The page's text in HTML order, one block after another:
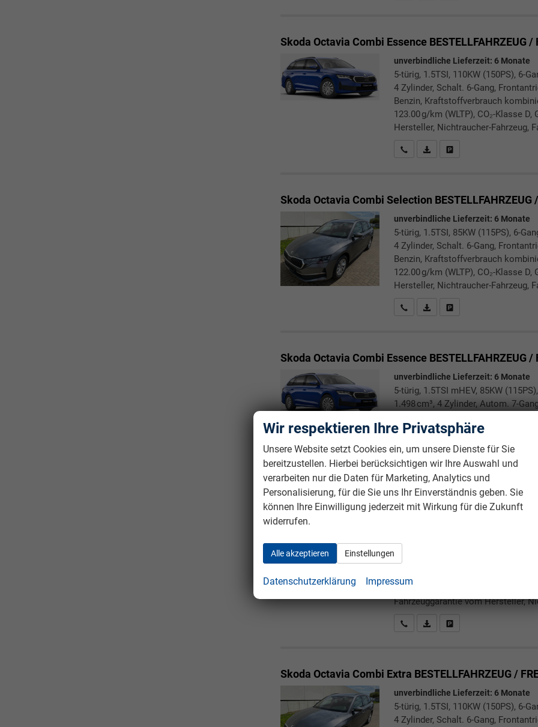
Skoda Octavia Combi Essence BESTELLFAHRZEUG /
unverbindliche Lieferzeit: 6 Monate
5-türig, 1.5TSI, 110KW (150PS), 6-
4 Zylinder, Schalt. 6-Gang,
Benzin, Kraftstoffverbrauch
123.00 g/km (WLTP), CO₂-Klasse
Hersteller, Nichtraucher-Fahrzeug,
Rückrufbitte absenden
PDF-Datei, Fahrzeugexposé
Drucken, parken oder
Skoda Octavia Combi Selection BESTELLFAHRZEUG
unverbindliche Lieferzeit: 6 Monate
5-türig, 1.5TSI, 85KW (115PS), 6-
4 Zylinder, Schalt. 6-Gang,
Benzin, Kraftstoffverbrauch
122.00 g/km (WLTP), CO₂-Klasse
Hersteller, Nichtraucher-Fahrzeug,
Rückrufbitte absenden
PDF-Datei, Fahrzeugexposé
Drucken, parken oder
Skoda Octavia Combi Essence BESTELLFAHRZEUG /
unverbindliche Lieferzeit: 6 Monate
5-türig, 1.5TSI mHEV, 85KW
1.498 cm³, 4 Zylinder, Autom. 7-
Verbrennungsmotor (ICE), Benzin,
CO₂-Emission kombiniert 115.00 g/
Fahrzeuggarantie vom Hersteller,
Rückrufbitte absenden
PDF-Datei, Fahrzeugexposé
Drucken, parken oder
Skoda Octavia Combi Essence BESTELLFAHRZEUG /
5-türig, 2.0TDI SCR, 85KW (115PS),
1.968 cm³, 4 Zylinder, Schalt. 6-
Verbrennungsmotor (ICE), Diesel,
CO₂-Emission kombiniert 114.00
Fahrzeuggarantie vom Hersteller,
Rückrufbitte absenden
PDF-Datei, Fahrzeugexposé
Drucken, parken oder
Skoda Octavia Combi Extra BESTELLFAHRZEUG /
unverbindliche Lieferzeit: 6 Monate
5-türig, 1.5TSI, 110KW (150PS), 6-
4 Zylinder, Schalt. 6-Gang,
Wir respektieren Ihre Privatsphäre
Unsere Website setzt Cookies ein, um unsere Dienste für Sie
bereitzustellen. Hierbei berücksichtigen wir Ihre Auswahl und
verarbeiten nur die Daten für Marketing, Analytics und
Personalisierung, für die Sie uns Ihr Einverständnis geben. Sie
können Ihre Einwilligung jederzeit mit Wirkung für die Zukunft
widerrufen.
Alle akzeptieren Einstellungen
Datenschutzerklärung Impressum